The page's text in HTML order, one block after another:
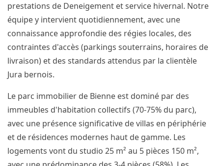
prestations de Deneigement et service hivernal. Notre
équipe y intervient quotidiennement, avec une
connaissance approfondie des régies locales, des
contraintes d'accès (parkings souterrains, horaires de
livraison) et des standards attendus par la clientèle
Jura bernois.
Le parc immobilier de Bienne est dominé par des
immeubles d'habitation collectifs (70-75% du parc),
avec une présence significative de villas en périphérie
et de résidences modernes haut de gamme. Les
logements vont du studio 25 m² au 5 pièces 150 m²,